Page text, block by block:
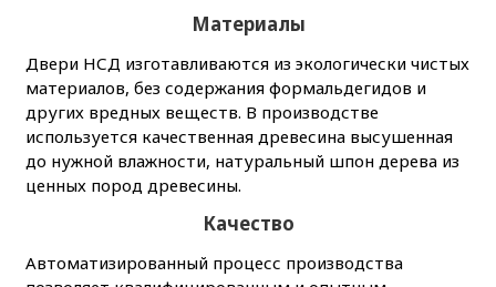
Материалы
Двери НСД изготавливаются из экологически чистых
материалов, без содержания формальдегидов и
других вредных веществ. В производстве
используется качественная древесина высушенная
до нужной влажности, натуральный шпон дерева из
ценных пород древесины.
Качество
Автоматизированный процесс производства